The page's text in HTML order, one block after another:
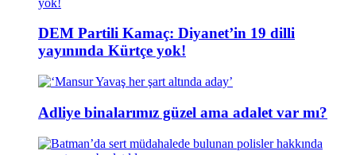
DEM Partili Kamaç: Diyanet’in 19 dilli
yayınında Kürtçe yok!
Adliye binalarımız güzel ama adalet var mı?